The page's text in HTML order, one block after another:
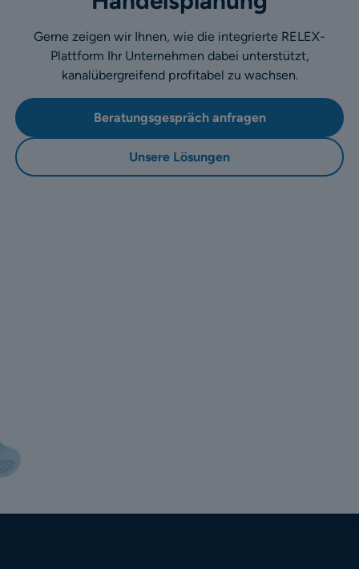
Gerne zeigen wir Ihnen, wie die integrierte RELEX-
Plattform Ihr Unternehmen dabei unterstützt,
kanalübergreifend profitabel zu wachsen.
Beratungsgespräch anfragen
Unsere Lösungen